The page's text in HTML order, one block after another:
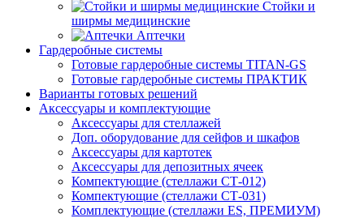
Стойки и
ширмы медицинские
Аптечки
Гардеробные системы
Готовые гардеробные системы TITAN-GS
Готовые гардеробные системы ПРАКТИК
Варианты готовых решений
Аксессуары и комплектующие
Аксессуары для стеллажей
Доп. оборудование для сейфов и шкафов
Аксессуары для картотек
Аксессуары для депозитных ячеек
Компектующие (стеллажи СТ-012)
Компектующие (стеллажи СТ-031)
Комплектующие (стеллажи ES, ПРЕМИУМ)